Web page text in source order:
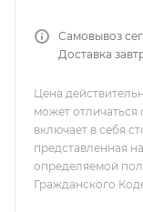
Самовывоз
Доставка
Цена
может отличаться
включает в себя
представленная
определяемой
Гражданского